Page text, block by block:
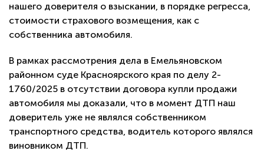
нашего доверителя о взыскании, в порядке регресса,
стоимости страхового возмещения, как с
собственника автомобиля.
В рамках рассмотрения дела в Емельяновском
районном суде Красноярского края по делу 2-
1760/2025 в отсутствии договора купли продажи
автомобиля мы доказали, что в момент ДТП наш
доверитель уже не являлся собственником
транспортного средства, водитель которого являлся
виновником ДТП.